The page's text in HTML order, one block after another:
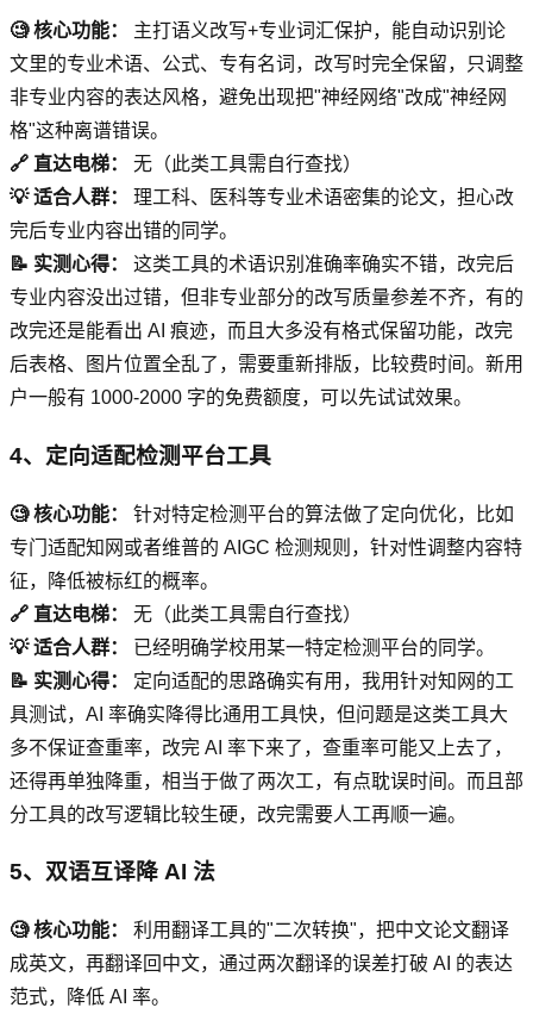
🧐 核心功能：
主打语义改写+专业词汇保护，能自动识别论
文里的专业术语、公式、专有名词，改写时完全保留，只调整
非专业内容的表达风格，避免出现把"神经网络"改成"神经网
格"这种离谱错误。
🔗 直达电梯：
无（此类工具需自行查找）
💡 适合人群：
理工科、医科等专业术语密集的论文，担心改
完后专业内容出错的同学。
📝 实测心得：
这类工具的术语识别准确率确实不错，改完后
专业内容没出过错，但非专业部分的改写质量参差不齐，有的
改完还是能看出 AI 痕迹，而且大多没有格式保留功能，改完
后表格、图片位置全乱了，需要重新排版，比较费时间。新用
户一般有 1000-2000 字的免费额度，可以先试试效果。
4、定向适配检测平台工具
🧐 核心功能：
针对特定检测平台的算法做了定向优化，比如
专门适配知网或者维普的 AIGC 检测规则，针对性调整内容特
征，降低被标红的概率。
🔗 直达电梯：
无（此类工具需自行查找）
💡 适合人群：
已经明确学校用某一特定检测平台的同学。
📝 实测心得：
定向适配的思路确实有用，我用针对知网的工
具测试，AI 率确实降得比通用工具快，但问题是这类工具大
多不保证查重率，改完 AI 率下来了，查重率可能又上去了，
还得再单独降重，相当于做了两次工，有点耽误时间。而且部
分工具的改写逻辑比较生硬，改完需要人工再顺一遍。
5、双语互译降 AI 法
🧐 核心功能：
利用翻译工具的"二次转换"，把中文论文翻译
成英文，再翻译回中文，通过两次翻译的误差打破 AI 的表达
范式，降低 AI 率。